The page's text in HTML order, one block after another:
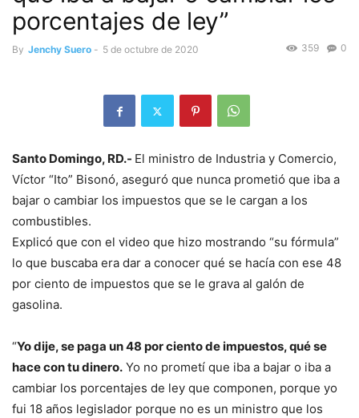
porcentajes de ley”
By Jenchy Suero - 5 de octubre de 2020 0
359
Santo Domingo, RD.- El ministro de Industria y Comercio,
Víctor “Ito” Bisonó, aseguró que nunca prometió que iba a
bajar o cambiar los impuestos que se le cargan a los
combustibles.
Explicó que con el video que hizo mostrando “su fórmula”
lo que buscaba era dar a conocer qué se hacía con ese 48
por ciento de impuestos que se le grava al galón de
gasolina.
“Yo dije, se paga un 48 por ciento de impuestos, qué se
hace con tu dinero. Yo no prometí que iba a bajar o iba a
cambiar los porcentajes de ley que componen, porque yo
fui 18 años legislador porque no es un ministro que los